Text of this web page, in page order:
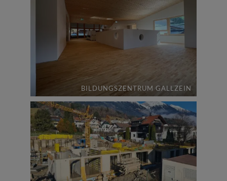
BILDUNGSZENTRUM GALLZEIN